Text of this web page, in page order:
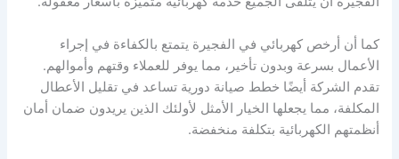
كما أن أرخص كهربائي في الفجيرة يتمتع بالكفاءة في إجراء
الأعمال بسرعة وبدون تأخير، مما يوفر للعملاء وقتهم وأموالهم.
تقدم الشركة أيضًا خطط صيانة دورية تساعد في تقليل الأعطال
المكلفة، مما يجعلها الخيار الأمثل لأولئك الذين يريدون ضمان أمان
أنظمتهم الكهربائية بتكلفة منخفضة.